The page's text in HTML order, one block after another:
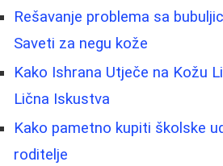
Rešavanje problema sa
Saveti za negu kože
Kako Ishrana Utječe na Kožu
Lična Iskustva
Kako pametno kupiti školske
roditelje